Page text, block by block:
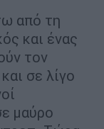
από τη
και ένας
τον
σε λίγο
μαύρο